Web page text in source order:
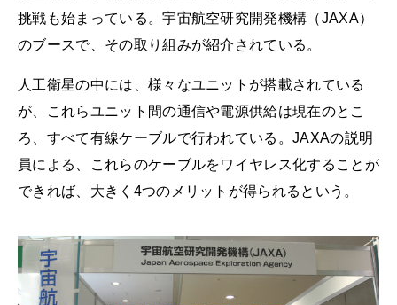
挑戦も始まっている。宇宙航空研究開発機構（JAXA）
のブースで、その取り組みが紹介されている。
人工衛星の中には、様々なユニットが搭載されている
が、これらユニット間の通信や電源供給は現在のとこ
ろ、すべて有線ケーブルで行われている。JAXAの説明
員による、これらのケーブルをワイヤレス化することが
できれば、大きく4つのメリットが得られるという。